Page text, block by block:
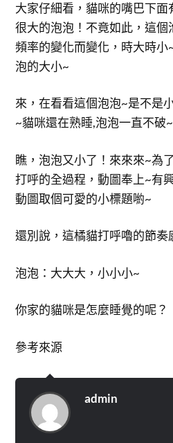
大家仔細看，貓咪的嘴巴下
很大的泡泡！不竟如此，這
頻率的變化而變化，時大時
泡的大小~
來，在看看這個泡泡~是不是
~貓咪還在熟睡,泡泡一直不破~
瞧，泡泡又小了！來來來~為
打呼的全過程，動圖奉上~有
動圖取個可愛的小標題喲~
還別說，這橘貓打呼嚕的節奏
泡泡：大大大，小小小~
你家的貓咪是怎麼睡覺的呢？
參考來源
admin